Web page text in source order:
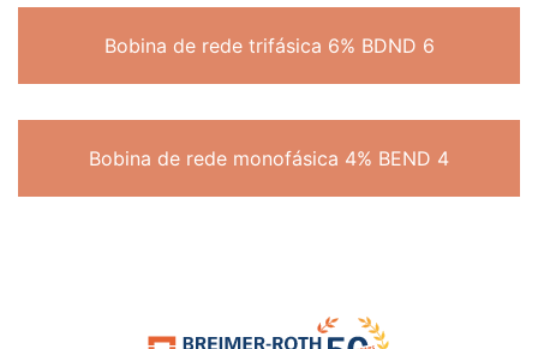
Bobina de rede trifásica 6% BDND 6
Bobina de rede monofásica 4% BEND 4